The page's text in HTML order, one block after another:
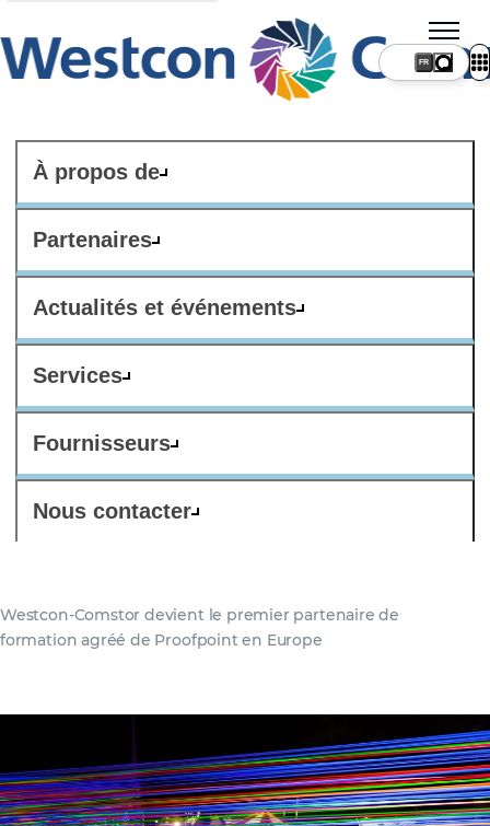
À propos de
Partenaires
Actualités et événements
Services
Fournisseurs
Nous contacter
FR
Westcon-Comstor devient le premier partenaire de
formation agréé de Proofpoint en Europe